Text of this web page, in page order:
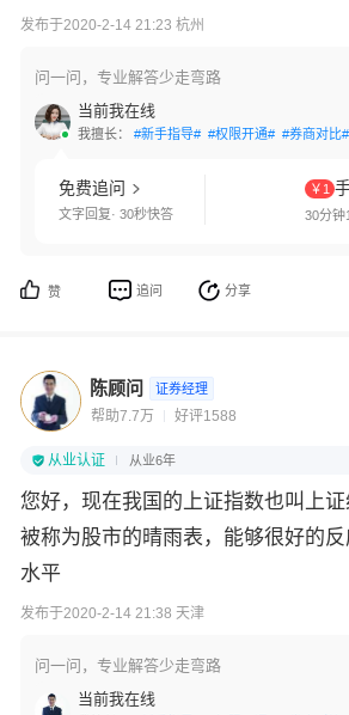
发布于2020-2-14 21:23 杭州
问一问，专业解答少走弯路
当前我在线
我擅长： #新手指导# #权限开通# #券商对比#
免费追问
文字回复· 30秒快答
￥1
30分钟
赞 追问 分享
陈顾问 证券经理
帮助7.7万 好评1588
从业认证 从业6年
您好，现在我国的上证指数也叫上
被称为股市的晴雨表，能够很好的
水平
发布于2020-2-14 21:38 天津
问一问，专业解答少走弯路
当前我在线